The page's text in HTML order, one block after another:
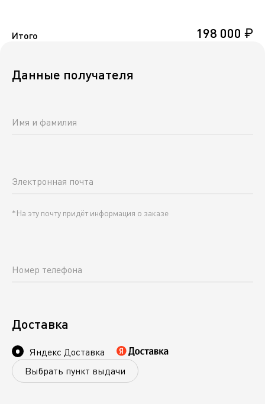
Данные получателя
Имя и фамилия
Электронная почта
*На эту почту придёт информация о заказе
Номер телефона
Доставка
Яндекс Доставка
Выбрать пункт выдачи
Итого 198 000 ₽